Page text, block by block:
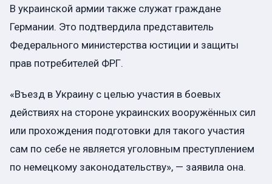
В украинской армии также служат граждане
Германии. Это подтвердила представитель
Федерального министерства юстиции и защиты
прав потребителей ФРГ.
«Въезд в Украину с целью участия в боевых
действиях на стороне украинских вооружённых сил
или прохождения подготовки для такого участия
сам по себе не является уголовным преступлением
по немецкому законодательству», — заявила она.